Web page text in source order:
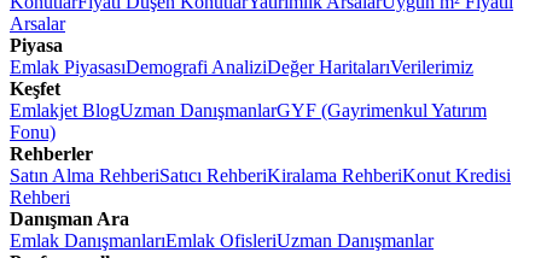
Arsalar
Piyasa
Emlak PiyasasıDemografi AnaliziDeğer HaritalarıVerilerimiz
Keşfet
Emlakjet BlogUzman DanışmanlarGYF (Gayrimenkul Yatırım
Fonu)
Rehberler
Satın Alma RehberiSatıcı RehberiKiralama RehberiKonut Kredisi
Rehberi
Danışman Ara
Emlak DanışmanlarıEmlak OfisleriUzman Danışmanlar